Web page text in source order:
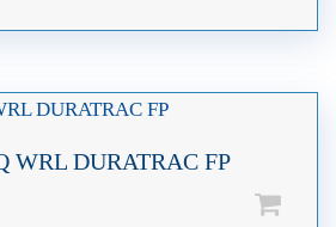
WRL DURATRAC FP